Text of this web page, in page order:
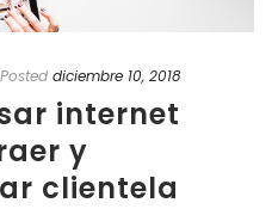
Posted diciembre 10, 2018
internet
y
clientela